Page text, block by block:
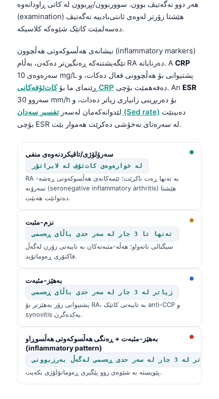
هەر دوو نەگەتیڤ بوون. سووربوون/پڕبوون لە کاتی ڕاودانەوە
(examination) هێشتا زۆرتر لەوەی ئانتی‌بادییە نەگەتیڤ
دەسەلمێت کاتێک شێوەکە کلاسیکە.
نیشانەی هەڵسوکەوتی هەڵچوون (inflammatory markers)
تێگەیشتنەکە ڕەنگین‌تر دەکەن، بەڵام RA دەرنایانە. A CRP
سەرەوەی 10 mg/L پشتیوانی بۆ هەڵچوونی فعال دەکات، و
ڕێنمای ما بۆ کات‌ئۆفەکانی CRP دەفەهمێت بۆچی. An ESR
سەروو 30 mm/h بۆ دەربڕینی زانیاری زیاتر دەدات، و
لێدوانەکەمان لەسەر تفسیر سەدان (Sed rate)
بۆچی ESR لە سەرەتای نەخۆشی دەکرێت هەموار بێت.
سەرۆلۆژی/تاقیکردنەوەی منفی
لە خوارەوەی کات‌ئۆف لە لابراتۆر
RA بە تەنها ڕەت ناکرێت؛ ئێمەکانەی هەڵسوکەوتی ڕەشە-
سەرۆنە (seronegative inflammatory arthritis) هێشتا
دەتوانێت هەبێت.
نزم-مثبت
تەنها تا 3 جار لە سەر حدی باڵای ڕەسمی
سیگنالی ناتەواو؛ هەڵە-مثبەتەکان بە تایبەتی زۆرن لەگەڵ
فاکتۆری ڕەوماتۆید.
بەهێز-مثبەت
زیاتر لە 3 جار لە سەر حدی باڵای ڕەسمی
پشتیوانی زۆر بەهێزتر بۆ RA، بە تایبەتی کاتێک anti-CCP و
synovitis یەکدەگرن.
بەهێز-مثبەت + ڕەنگی هەڵسوکەوتی هەڵسوڕاو
(inflammatory pattern)
پێویستە بە شێوەی زوو پێگیری ڕەوماتۆلۆژی بکەیت.
Lietuvių kalba
Polski
한국어
Magyar
Shqip
বাংলা
اردو
मराठी
తెలుగు
ગુજરાતી
ಕನ್ನಡ
മലയാളം
Bahasa Melayu
Tagalog
ไทย
ဗမာစာ
ភាសាខ្មែរ
Kiswahili
Українська
O‘zbekcha